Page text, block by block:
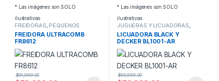
* Las imágenes son SOLO
ilustrativas
FREIDORAS, PEQUEÑOS
ELECTRODOMESTICOS
FREIDORA ULTRACOMB
FR8612
$91,999.00
* Las imágenes son SOLO
ilustrativas
JUGUERAS Y LICUADORAS,
PEQUEÑOS
ELECTRODOMESTICOS
LICUADORA BLACK Y
DECKER BL1001-AR
$93,999.00